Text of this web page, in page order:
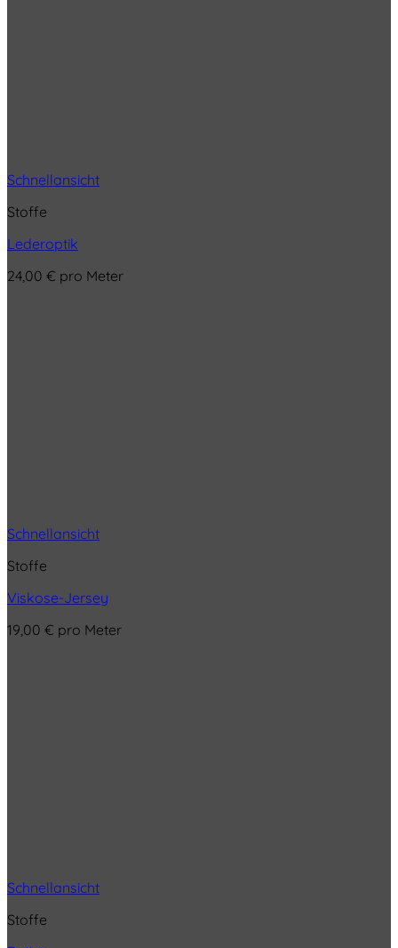
Schnellansicht
Stoffe
Lederoptik
24,00 € pro Meter
Schnellansicht
Stoffe
Viskose-Jersey
19,00 € pro Meter
Schnellansicht
Stoffe